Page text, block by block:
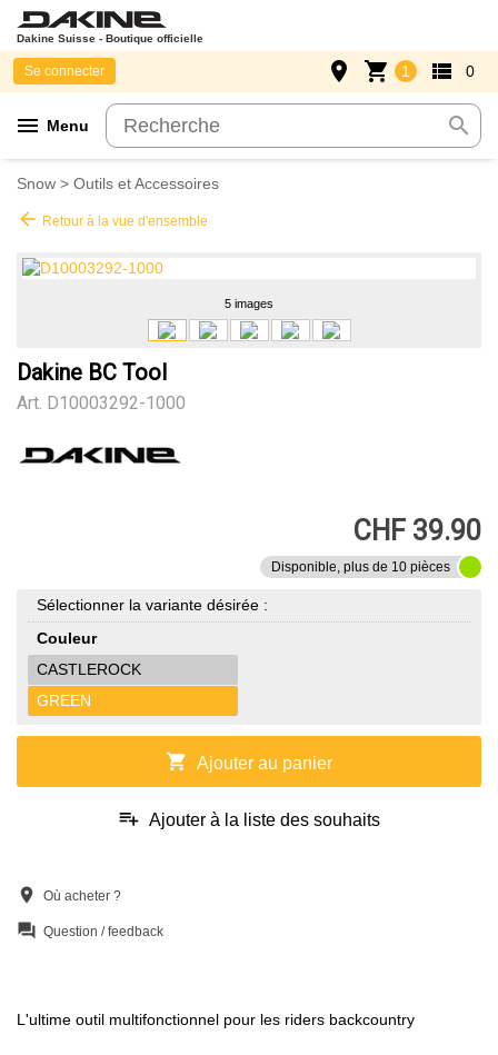
Dakine Suisse - Boutique officielle
menu Menu search
Se connecter place shopping_cart 1 view_list 0
Snow > Outils et Accessoires
arrow_back Retour à la vue d'ensemble
5 images
Dakine BC Tool
Art. D10003292-1000
CHF 39.90
Disponible, plus de 10 pièces
Sélectionner la variante désirée :
Couleur
CASTLEROCK
GREEN
shopping_cart Ajouter au panier
playlist_add Ajouter à la liste des souhaits
location_on Où acheter ?
question_answer Question / feedback
L'ultime outil multifonctionnel pour les riders backcountry